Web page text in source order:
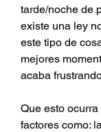
tarde/noche de
existe una ley
este tipo de
mejores
acaba
Que esto
factores como: